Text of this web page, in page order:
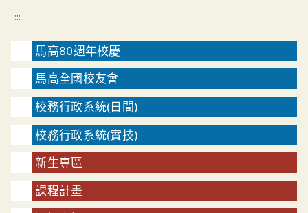
:::
馬高80週年校慶
馬高全國校友會
校務行政系統(日間)
校務行政系統(實技)
新生專區
課程計畫